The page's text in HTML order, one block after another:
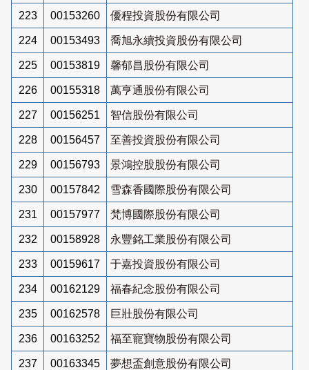
223 00153260 優程投資股份有限公司
224 00153493 喬旭永續投資股份有限公司
225 00153819 馨郁昌股份有限公司
226 00155318 萬亨通股份有限公司
227 00156251 智信股份有限公司
228 00156457 至善投資股份有限公司
229 00156793 景鴻控股股份有限公司
230 00157842 雪森香國際股份有限公司
231 00157977 梵博國際股份有限公司
232 00158928 永豐銘工業股份有限公司
233 00159617 于嘉投資股份有限公司
234 00162129 福春紀念股份有限公司
235 00162578 巨壯股份有限公司
236 00163252 福至寵寶物股份有限公司
237 00163345 夢想盃創意股份有限公司